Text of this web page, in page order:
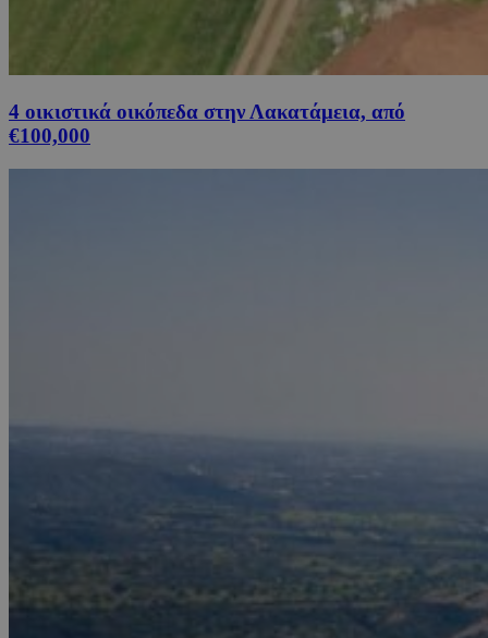
4 οικιστικά οικόπεδα στην Λακατάμεια, από
€100,000